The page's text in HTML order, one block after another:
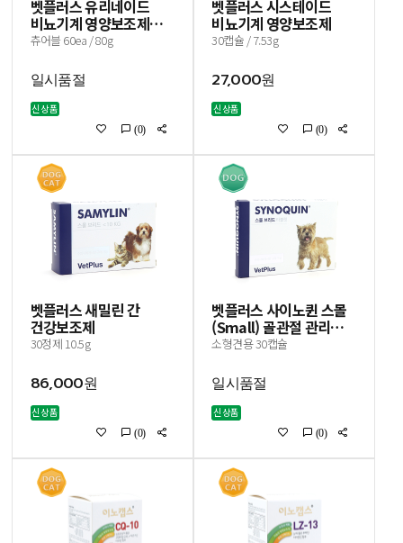
벳플러스 유리네이드
비뇨기계 영양보조제
(유통기한 24.05.11)
츄어블 60ea / 80g
일시품절
신상품
(0)
벳플러스 시스테이드
비뇨기계 영양보조제
30캡슐 / 7.53g
27,000원
신상품
(0)
벳플러스 새밀린 간
건강보조제
30정제 10.5g
86,000원
신상품
(0)
벳플러스 사이노퀸 스몰
(Small) 골관절 관리에
도움(유통기한
소형견용 30캡슐
일시품절
신상품
(0)